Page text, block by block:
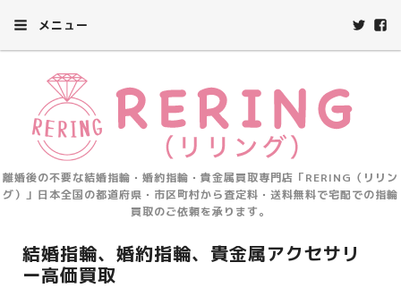
メニュー
離婚後の不要な結婚指輪・婚約指輪・貴金属買取専門店「RERING（リリン
グ）」日本全国の都道府県・市区町村から査定料・送料無料で宅配での指輪
買取のご依頼を承ります。
結婚指輪、婚約指輪、貴金属アクセサリ
ー高価買取